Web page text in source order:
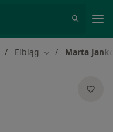
Elbląg Zmień miasto
Marta